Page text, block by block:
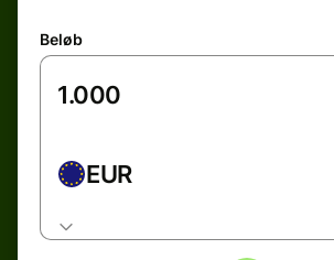
Beløb
EUR